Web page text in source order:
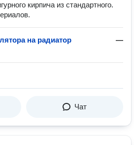
кирпича из стандартного.
на радиатор
—
Чат